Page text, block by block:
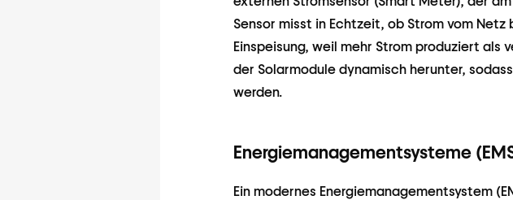
Sensor misst in Echtzeit, ob Strom vom
Einspeisung, weil mehr Strom produziert
der Solarmodule dynamisch herunter,
werden.
Energiemanagementsysteme
Ein modernes Energiemanagementsystem